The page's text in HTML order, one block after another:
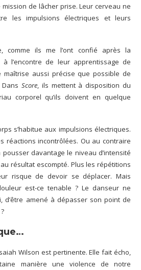
de lâcher prise. Leur cerveau ne
les impulsions électriques et leurs
comme ils me l’ont confié après la
l’encontre de leur apprentissage de
aussi précise que possible de
DansScore, ils mettent à disposition du
corporel qu’ils doivent en quelque
s’habitue aux impulsions électriques.
réactions incontrôlées. Ou au contraire
davantage le niveau d’intensité
résultat escompté. Plus les répétitions
risque de devoir se déplacer. Mais
est-ce tenable ? Le danseur ne
d’être amené à dépasser son point de
Wilson est pertinente. Elle fait écho,
manière une violence de notre